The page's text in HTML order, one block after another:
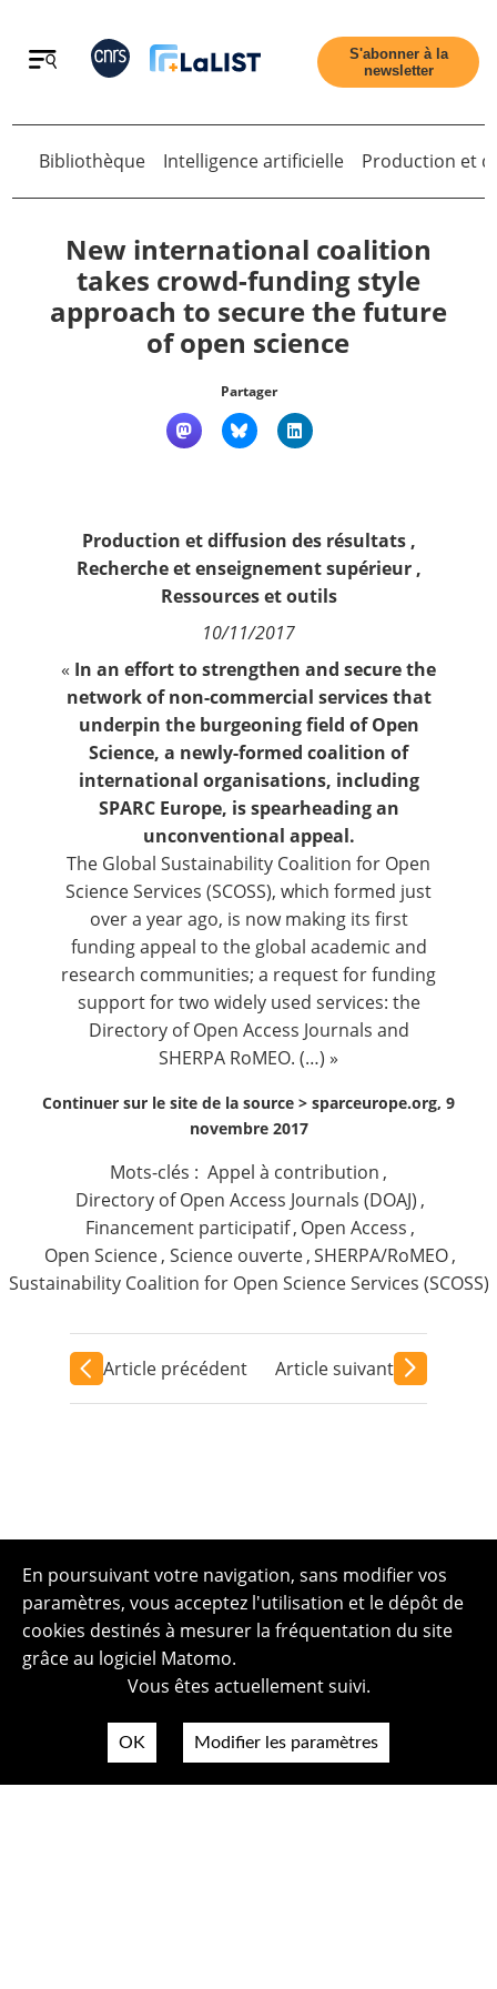
Retour
Accueil
Qui sommes nous ?
Nous suivre
S'abonner à la
newsletter
Retour
Bibliothèque Intelligence artificielle Production et
New international coalition
takes crowd-funding style
approach to secure the future
of open science
Partager
Production et diffusion des résultats,
Recherche et enseignement supérieur,
Ressources et outils
10/11/2017
« In an effort to strengthen and secure the
network of non-commercial services that
underpin the burgeoning field of Open
Science, a newly-formed coalition of
international organisations, including
SPARC Europe, is spearheading an
unconventional appeal.
The Global Sustainability Coalition for Open
Science Services (SCOSS), which formed just
over a year ago, is now making its first
funding appeal to the global academic and
research communities; a request for funding
support for two widely used services: the
Directory of Open Access Journals and
SHERPA RoMEO. (…) »
Continuer sur le site de la source > sparceurope.org, 9
novembre 2017
Mots-clés : Appel à contribution ,
Directory of Open Access Journals (DOAJ) ,
Financement participatif, Open Access ,
Open Science, Science ouverte ,SHERPA/RoMEO,
Sustainability Coalition for Open Science Services (SCOSS)
Article précédent Article suivant
En poursuivant votre navigation, sans modifier vos
paramètres, vous acceptez l'utilisation et le dépôt de
cookies destinés à mesurer la fréquentation du site
grâce au logiciel Matomo.
Vous êtes actuellement suivi.
OK Modifier les paramètres